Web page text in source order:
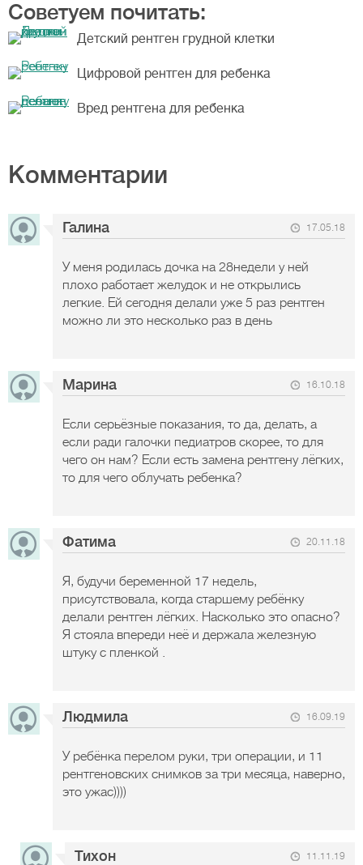
Советуем почитать:
Детский рентген грудной клетки
Цифровой рентген для ребенка
Вред рентгена для ребенка
Комментарии
Галина 17.05.18
У меня родилась дочка на 28недели у ней
плохо работает желудок и не открылись
легкие. Ей сегодня делали уже 5 раз рентген
можно ли это несколько раз в день
Марина 16.10.18
Если серьёзные показания, то да, делать, а
если ради галочки педиатров скорее, то для
чего он нам? Если есть замена рентгену лёгких,
то для чего облучать ребенка?
Фатима 20.11.18
Я, будучи беременной 17 недель,
присутствовала, когда старшему ребёнку
делали рентген лёгких. Насколько это опасно?
Я стояла впереди неё и держала железную
штуку с пленкой .
Людмила 16.09.19
У ребёнка перелом руки, три операции, и 11
рентгеновских снимков за три месяца, наверно,
это ужас))))
Тихон 11.11.19